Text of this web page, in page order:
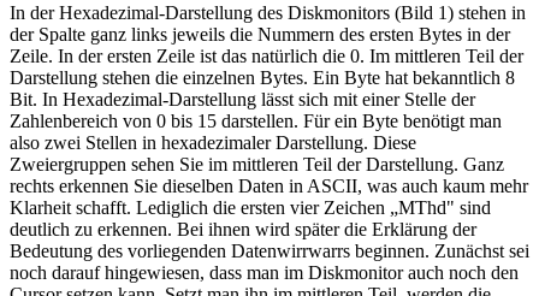
In der Hexadezimal-Darstellung des Diskmonitors (Bild 1) stehen in
der Spalte ganz links jeweils die Nummern des ersten Bytes in der
Zeile. In der ersten Zeile ist das natürlich die 0. Im mittleren Teil der
Darstellung stehen die einzelnen Bytes. Ein Byte hat bekanntlich 8
Bit. In Hexadezimal-Darstellung lässt sich mit einer Stelle der
Zahlenbereich von 0 bis 15 darstellen. Für ein Byte benötigt man
also zwei Stellen in hexadezimaler Darstellung. Diese
Zweiergruppen sehen Sie im mittleren Teil der Darstellung. Ganz
rechts erkennen Sie dieselben Daten in ASCII, was auch kaum mehr
Klarheit schafft. Lediglich die ersten vier Zeichen „MThd" sind
deutlich zu erkennen. Bei ihnen wird später die Erklärung der
Bedeutung des vorliegenden Datenwirrwarrs beginnen. Zunächst sei
noch darauf hingewiesen, dass man im Diskmonitor auch noch den